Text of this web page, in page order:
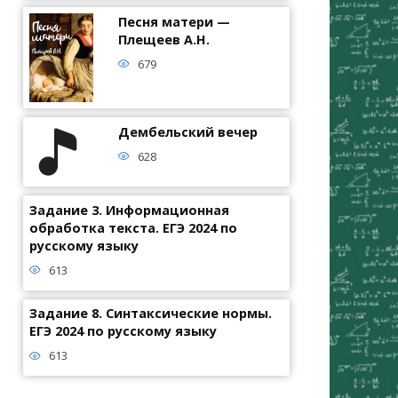
Песня матери —
Плещеев А.Н.
679
Дембельский вечер
628
Задание 3. Информационная
обработка текста. ЕГЭ 2024 по
русскому языку
613
Задание 8. Синтаксические нормы.
ЕГЭ 2024 по русскому языку
613